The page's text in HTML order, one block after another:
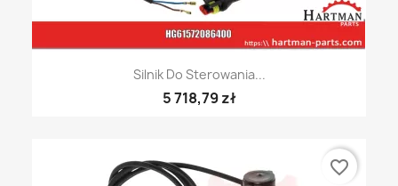
Silnik Do Sterowania...
5 718,79 zł
favorite_border